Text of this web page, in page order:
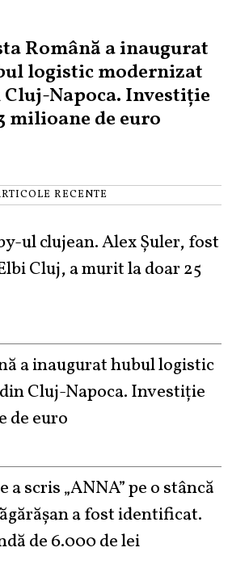
Română a inaugurat
logistic modernizat
Napoca. Investiție
milioane de euro
RECENTE
ul clujean. Alex Șuler, fost
Cluj, a murit la doar 25
a inaugurat hubul logistic
Cluj-Napoca. Investiție
de euro
a scris „ANNA” pe o stâncă
a fost identificat.
de 6.000 de lei